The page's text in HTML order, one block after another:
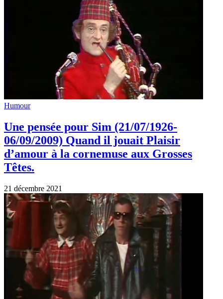
Humour
Une pensée pour Sim (21/07/1926-
06/09/2009) Quand il jouait Plaisir
d’amour à la cornemuse aux Grosses
Têtes.
21 décembre 2021